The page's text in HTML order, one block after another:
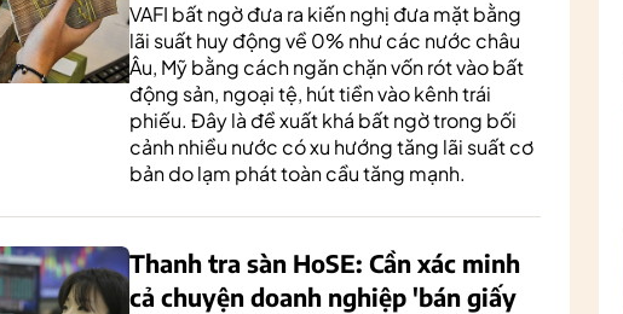
VAFI bất ngờ đưa ra kiến nghị đưa mặt bằng
lãi suất huy động về 0% như các nước châu
Âu, Mỹ bằng cách ngăn chặn vốn rót vào bất
động sản, ngoại tệ, hút tiền vào kênh trái
phiếu. Đây là đề xuất khá bất ngờ trong bối
cảnh nhiều nước có xu hướng tăng lãi suất cơ
bản do lạm phát toàn cầu tăng mạnh.
Thanh tra sàn HoSE: Cần xác minh
cả chuyện doanh nghiệp 'bán giấy